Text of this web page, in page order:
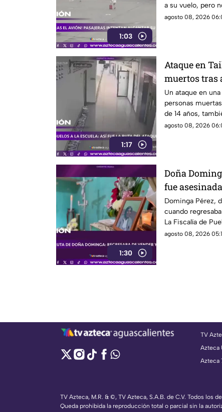
1:03
a su vuelo, pero
agosto 08, 2026
1:17
Ataque en
muertos tras
Un ataque en
personas
de 14 años,
agosto 08, 2026
1:30
Doña
fue
la agresión
Dominga Pérez,
cuando
La Fiscalía de
agosto 08, 2026
TV
Azteca
Azteca
TV Azteca, M.R. & ©, TV Azteca, S.A.B. de C.V. Todos los
Queda prohibida la reproducción total o parcial sin la